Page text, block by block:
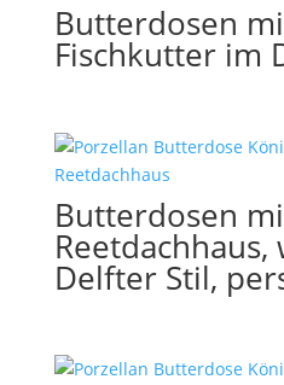
Butterdosen
Fischkutter im
Butterdosen
Delfter Stil,